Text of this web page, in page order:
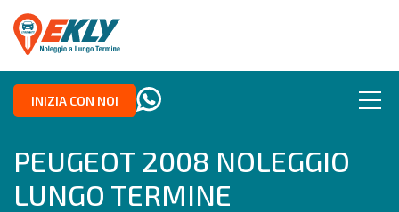
INIZIA CON NOI
PEUGEOT 2008 NOLEGGIO
LUNGO TERMINE